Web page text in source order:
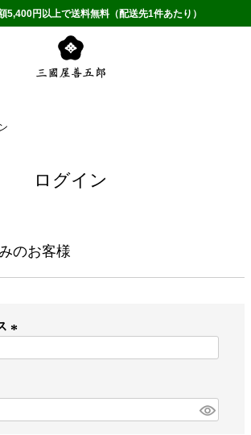
5,400円以上で送料無料（配送先1件あたり）
ログイン
のお客様